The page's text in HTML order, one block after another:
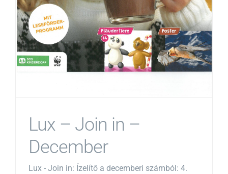
Lux – Join in –
December
Lux - Join in: Ízelítő a decemberi számból: 4.